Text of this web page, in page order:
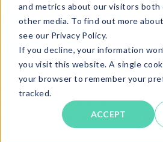
and metrics about our visitors
other media. To find out more
see our Privacy Policy.
If you decline, your information
you visit this website. A single
your browser to remember your
tracked.
ACCEPT
Wave®
개
이 페이지는 Strengths 질문지를 어
하는지에 대한 이해를 돕기 위한 것
에서 개인의 행동 양식에 관해 알아